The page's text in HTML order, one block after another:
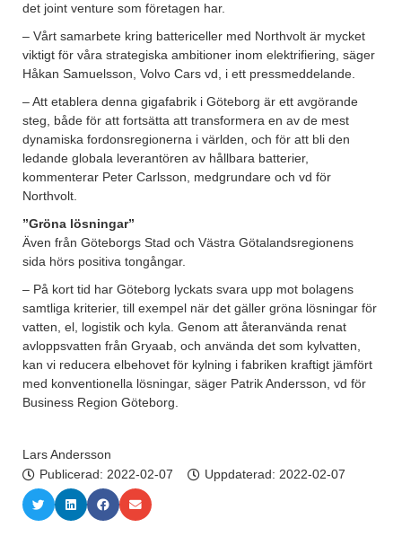
det joint venture som företagen har.
– Vårt samarbete kring battericeller med Northvolt är mycket
viktigt för våra strategiska ambitioner inom elektrifiering, säger
Håkan Samuelsson, Volvo Cars vd, i ett pressmeddelande.
– Att etablera denna gigafabrik i Göteborg är ett avgörande
steg, både för att fortsätta att transformera en av de mest
dynamiska fordonsregionerna i världen, och för att bli den
ledande globala leverantören av hållbara batterier,
kommenterar Peter Carlsson, medgrundare och vd för
Northvolt.
”Gröna lösningar”
Även från Göteborgs Stad och Västra Götalandsregionens
sida hörs positiva tongångar.
– På kort tid har Göteborg lyckats svara upp mot bolagens
samtliga kriterier, till exempel när det gäller gröna lösningar för
vatten, el, logistik och kyla. Genom att återanvända renat
avloppsvatten från Gryaab, och använda det som kylvatten,
kan vi reducera elbehovet för kylning i fabriken kraftigt jämfört
med konventionella lösningar, säger Patrik Andersson, vd för
Business Region Göteborg.
Lars Andersson
Publicerad: 2022-02-07 Uppdaterad: 2022-02-07